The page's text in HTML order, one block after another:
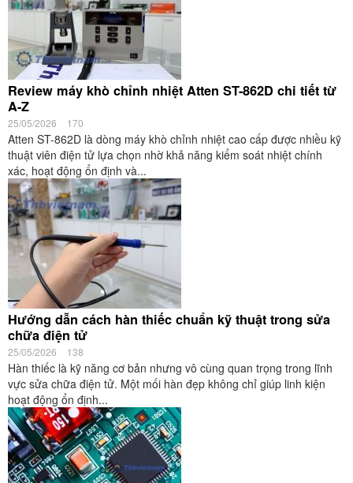
Review máy khò chỉnh nhiệt Atten ST-862D chi tiết từ
A-Z
25/05/2026 170
Atten ST-862D là dòng máy khò chỉnh nhiệt cao cấp được nhiều kỹ
thuật viên điện tử lựa chọn nhờ khả năng kiểm soát nhiệt chính
xác, hoạt động ổn định và...
Hướng dẫn cách hàn thiếc chuẩn kỹ thuật trong sửa
chữa điện tử
25/05/2026 138
Hàn thiếc là kỹ năng cơ bản nhưng vô cùng quan trọng trong lĩnh
vực sửa chữa điện tử. Một mối hàn đẹp không chỉ giúp linh kiện
hoạt động ổn định...